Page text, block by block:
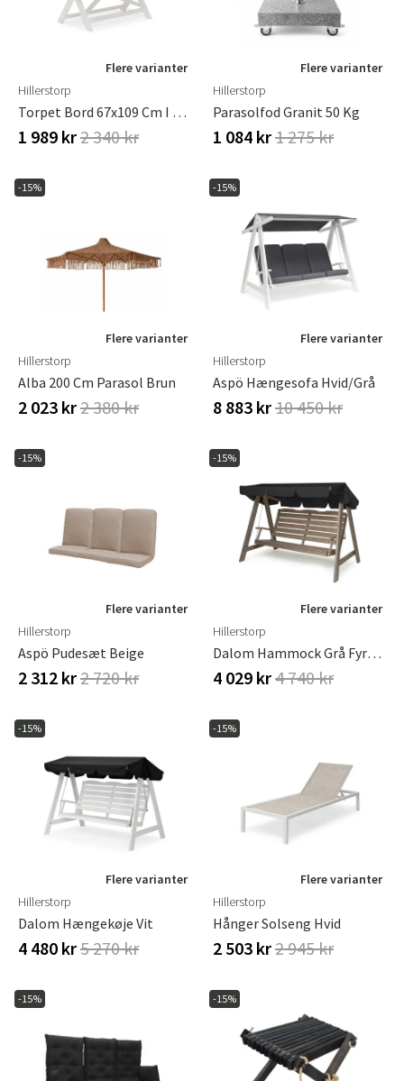
Sverige
Norge
Suomi
Flere varianter
Hillerstorp
Torpet Bord 67x109 Cm I Hvid Fyr
1 989 kr2 340 kr
Flere varianter
Hillerstorp
Parasolfod Granit 50 Kg
1 084 kr1 275 kr
-15%
Flere varianter
Hillerstorp
Alba 200 Cm Parasol Brun
2 023 kr2 380 kr
-15%
Flere varianter
Hillerstorp
Aspö Hængesofa Hvid/grå
8 883 kr10 450 kr
-15%
Flere varianter
Hillerstorp
Aspö Pudesæt Beige
2 312 kr2 720 kr
-15%
Flere varianter
Hillerstorp
Dalom Hammock Grå Fyrretræ
4 029 kr4 740 kr
-15%
Flere varianter
Hillerstorp
Dalom Hængekøje Vit
4 480 kr5 270 kr
-15%
Flere varianter
Hillerstorp
Hånger Solseng Hvid
2 503 kr2 945 kr
-15% -15%